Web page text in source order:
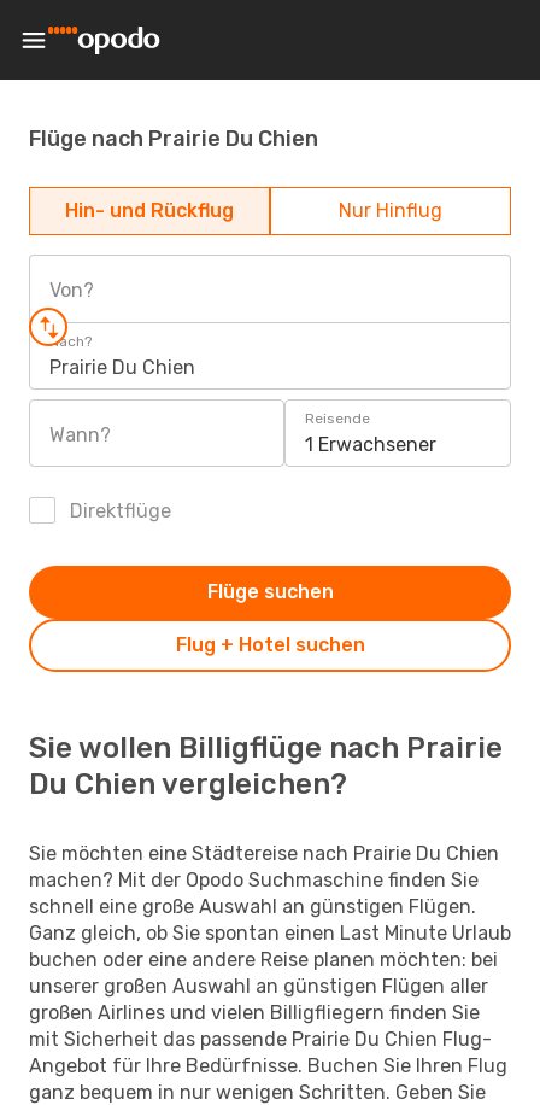
Flüge nach Prairie Du Chien
Hin- und Rückflug Nur Hinflug
Von?
Nach?
Prairie Du Chien
Wann?
Reisende
1 Erwachsener
Direktflüge
Flug + Hotel suchen
Flüge suchen
Sie wollen Billigflüge nach Prairie
Du Chien vergleichen?
Sie möchten eine Städtereise nach Prairie Du Chien
machen? Mit der Opodo Suchmaschine finden Sie
schnell eine große Auswahl an günstigen Flügen.
Ganz gleich, ob Sie spontan einen Last Minute Urlaub
buchen oder eine andere Reise planen möchten: bei
unserer großen Auswahl an günstigen Flügen aller
großen Airlines und vielen Billigfliegern finden Sie
mit Sicherheit das passende Prairie Du Chien Flug-
Angebot für Ihre Bedürfnisse. Buchen Sie Ihren Flug
ganz bequem in nur wenigen Schritten. Geben Sie